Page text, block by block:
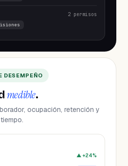
2 permisos
DESEMPEÑO
medible.
ocupación, retención y
▲ +24%